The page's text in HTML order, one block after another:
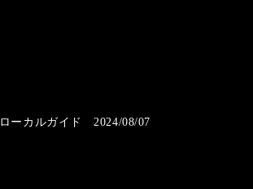
ローカルガイド 2024/08/07